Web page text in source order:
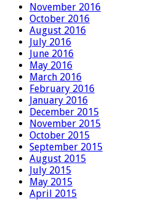
November 2016
October 2016
August 2016
July 2016
June 2016
May 2016
March 2016
February 2016
January 2016
December 2015
November 2015
October 2015
September 2015
August 2015
July 2015
May 2015
April 2015